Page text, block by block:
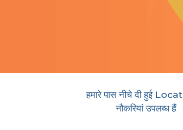
हमारे पास नीचे दी हुई
नौकरियां उपलब्ध हैं